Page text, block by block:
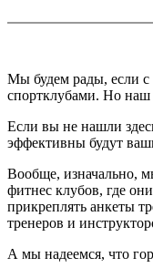
Мы будем рады, если с
спортклубами. Но наш
Если вы не нашли
эффективны будут
Вообще, изначально,
фитнес клубов, где
прикреплять анкеты
тренеров и
А мы надеемся, что